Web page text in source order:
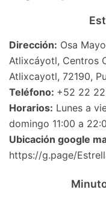
Dirección: Osa
Atlixcáyotl, Centros
Atlixcayotl, 72190,
Teléfono: +52 22
Horarios: Lunes a
domingo 11:00 a
Ubicación google
https://g.page/